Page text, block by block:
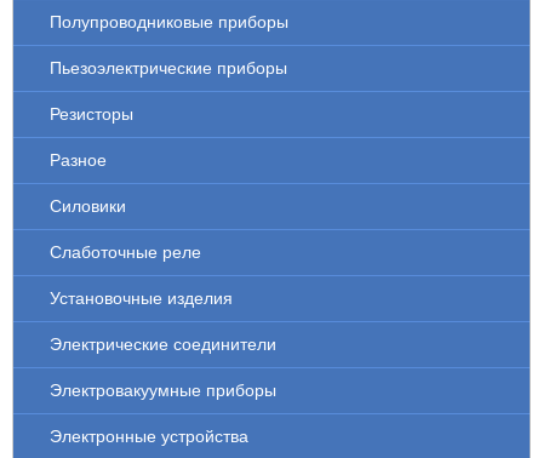
Полупроводниковые приборы
Пьезоэлектрические приборы
Резисторы
Разное
Силовики
Слаботочные реле
Установочные изделия
Электрические соединители
Электровакуумные приборы
Электронные устройства